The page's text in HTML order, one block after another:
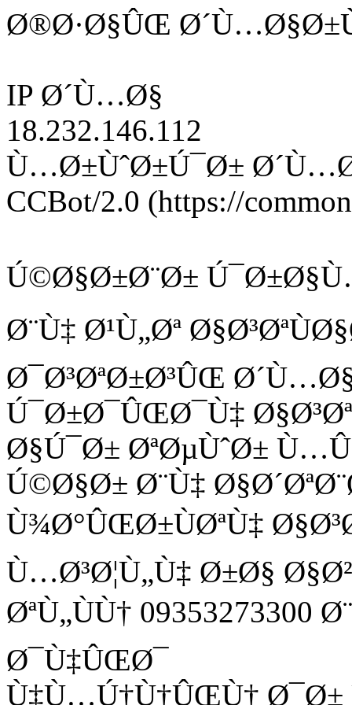
Ø®Ø·Ø§ÛŒ
IP Ø´Ù…Ø§
18.232.146.112
Ù…Ø±ÙˆØ±Ú¯Ø±
CCBot/2.0 (https://
Ú©Ø§Ø±Ø¨Ø±
Ø¨Ù‡ Ø¹Ù„Øª
Ø¯Ø³ØªØ±Ø³ÛŒ
Ú¯Ø±Ø¯ÛŒØ¯Ù‡ Ø§Ø³Øª
Ø§Ú¯Ø± ØªØµÙˆØ±
Ú©Ø§Ø± Ø¨Ù‡
Ù¾Ø°ÛŒØ±ÙØªÙ‡
Ù…Ø³Ø¦Ù„Ù‡ Ø±Ø§
ØªÙ„ÙÙ†
Ø¯Ù‡ÛŒØ¯
Ù‡Ù…Ú†Ù†ÛŒÙ† Ø¯Ø±